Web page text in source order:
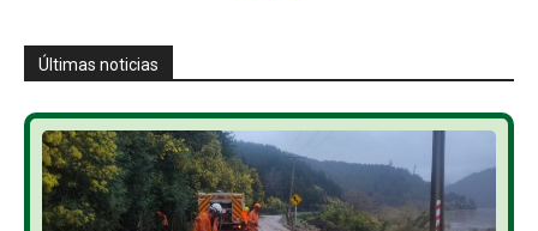
Últimas noticias